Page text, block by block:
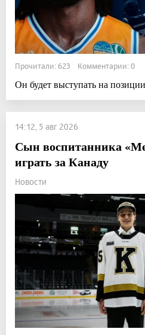
Прочитали: 623 Комментарии: 0
Он будет выступать на
14:12, 5 авг 2026
Сын воспитанника
играть за Канаду
Новости